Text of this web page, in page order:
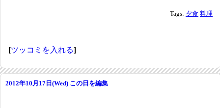
Tags: 夕食 料理
[ツッコミを入れる]
2012年10月17日(Wed) この日を編集